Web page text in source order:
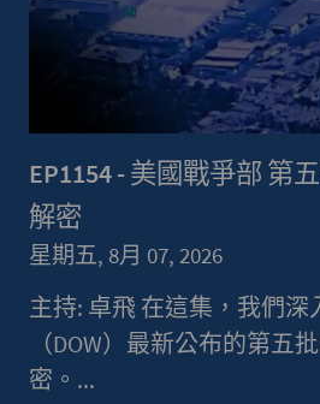
EP1154 - 美國戰爭部 第
解密
星期五, 8月 07, 2026
主持: 卓飛 在這集，我們
（DOW）最新公布的第五
密。...